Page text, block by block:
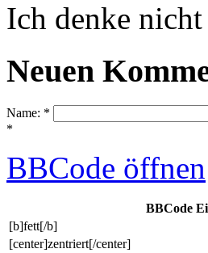
Ich denke nicht
Neuen
Name: *
*
BBCode öffnen
BBCode
[b]fett[/b]
[center]zentriert[/center]